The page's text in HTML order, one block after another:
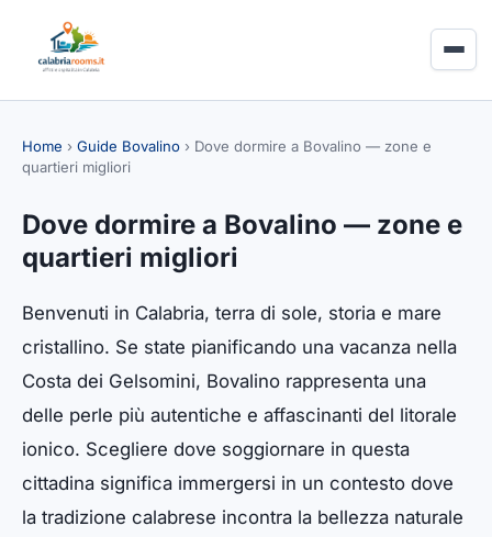
Home › Guide Bovalino › Dove dormire a Bovalino — zone e
quartieri migliori
Dove dormire a Bovalino — zone e
quartieri migliori
Benvenuti in Calabria, terra di sole, storia e mare
cristallino. Se state pianificando una vacanza nella
Costa dei Gelsomini, Bovalino rappresenta una
delle perle più autentiche e affascinanti del litorale
ionico. Scegliere dove soggiornare in questa
cittadina significa immergersi in un contesto dove
la tradizione calabrese incontra la bellezza naturale